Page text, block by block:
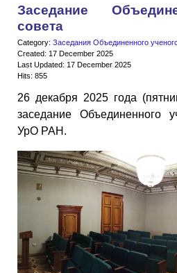
Заседание
совета
Category: Заседания Объединенного
Created: 17 December 2025
Last Updated: 17 December 2025
Hits: 855
26 декабря 2025 года
заседание Объединенного
УрО РАН.